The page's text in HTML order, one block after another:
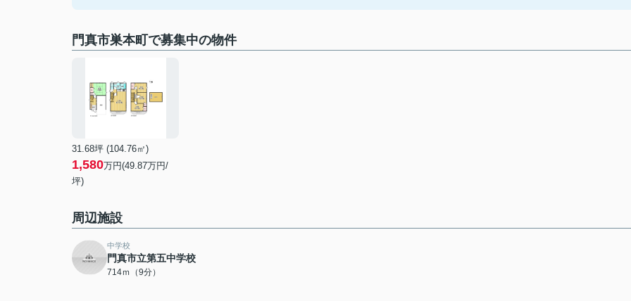
門真市巣本町で募集中の物件
31.68坪 (104.76㎡)
1,580万円(49.87万円/
坪)
周辺施設
中学校
門真市立第五中学校
714ｍ（9分）